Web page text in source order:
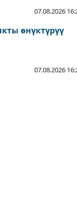
07.08.2026
өнүктүрүү
07.08.2026